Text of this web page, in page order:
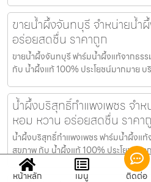
ขายน้ำผึ้งจันทบุรี จำหน่ายน้ำ
อร่อยสดชื่น ราคาถูก
ขายน้ำผึ้งจันทบุรี ฟาร์มน้ำผึ้งแท้จากธร
กับ น้ำผึ้งแท้ 100% ประโยชน์มากมาย บ
น้ำผึ้งบริสุทธิ์กำแพงเพชร จำ
หอม หวาน อร่อยสดชื่น ราคา
น้ำผึ้งบริสุทธิ์กำแพงเพชร ฟาร์มน้ำผึ้งแ
สุขภาพ กับ น้ำผึ้งแท้ 100% ประโยชน์มา
หน้าหลัก เมนู ติดต่อ